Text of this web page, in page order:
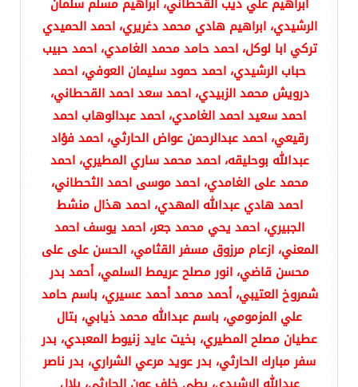
الرشيدي، ابراهيم هادي محمد دغريري، احمد الحميدي
تركي ابا لوكل، احمد حامد محمد الغامدي، احمد حبيب
حباب الرشيدي، احمد حمود سليمان العوفي، احمد
درويش محمد الزبيدي، احمد سعد احمد القحطاني،
احمد سعيد احمد الغامدي، احمد عبدالوهاب احمد
رقيعي، احمد عبدالرحمن عواض الحارثي، احمد فؤاد
عبدالله بوحليقه، احمد محمد ساري المطيري، احمد
محمد على الغامدي، احمد موسى احمد الثحطاني،
احمد هادي عبدالله المهدي، احمد هذال منشط
الجبيري، احمد يحي محمد جعر، احمد يوسف احمد
المعني، ازعام مرزوق مسفر القثامي، الحسن على على
محسن قاضي، انور مصلح عريمط السلمي، أحمد بدر
شمروخ العتيبي، أحمد محمد أحمد عسيري، باسم حامد
علي المزمومي، باسم عبدالله محمد ذيابي، بتال
عطيان مصلح المطيري، بخيت عايد زنيوط المعبدي، بدر
سفر مبارك الحارثي، بدر عويد مرعي الشراري، بدر ناصر